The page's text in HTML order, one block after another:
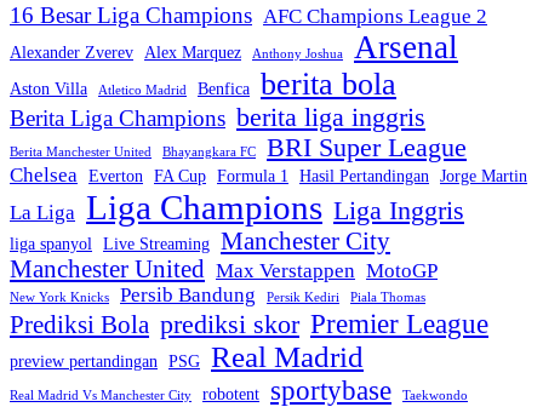
16 Besar Liga Champions AFC Champions League 2
Alexander Zverev Alex Marquez Anthony Joshua Arsenal
Aston Villa Atletico Madrid Benfica berita bola
Berita Liga Champions berita liga inggris
Berita Manchester United Bhayangkara FC BRI Super League
Chelsea Everton FA Cup Formula 1 Hasil Pertandingan Jorge Martin
La Liga Liga Champions Liga Inggris
liga spanyol Live Streaming Manchester City
Manchester United Max Verstappen MotoGP
New York Knicks Persib Bandung Persik Kediri Piala Thomas
Prediksi Bola prediksi skor Premier League
preview pertandingan PSG Real Madrid
Real Madrid Vs Manchester City robotent sportybase Taekwondo